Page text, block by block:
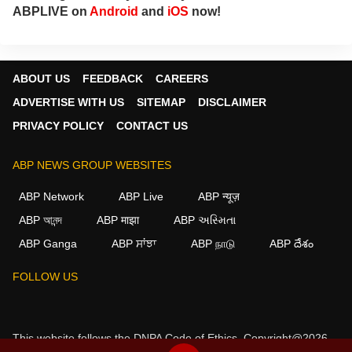
ABPLIVE on Android and iOS now!
ABOUT US FEEDBACK
CAREERS
ADVERTISE WITH US
SITEMAP
DISCLAIMER
PRIVACY POLICY
CONTACT US
ABP NEWS GROUP WEBSITES
ABP Network ABP Live
ABP न्यूज़
ABP আনন্দ
ABP माझा
ABP અસ્મિતા
ABP Ganga
ABP ਸਾਂਝਾ ABP நாடு ABP దేశం
FOLLOW US
This website follows theDNPA Code of Ethics.Copyright@2026.